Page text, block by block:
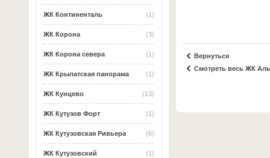
(1)
ЖК Континенталь
(3)
ЖК Корона
(1)
ЖК Корона севера
(1)
ЖК Крылатская панорама
(13)
ЖК Кунцево
(1)
ЖК Кутузов Форт
(6)
ЖК Кутузовская Ривьера
(1)
ЖК Кутузовский
Вернуться
Смотреть весь ЖК